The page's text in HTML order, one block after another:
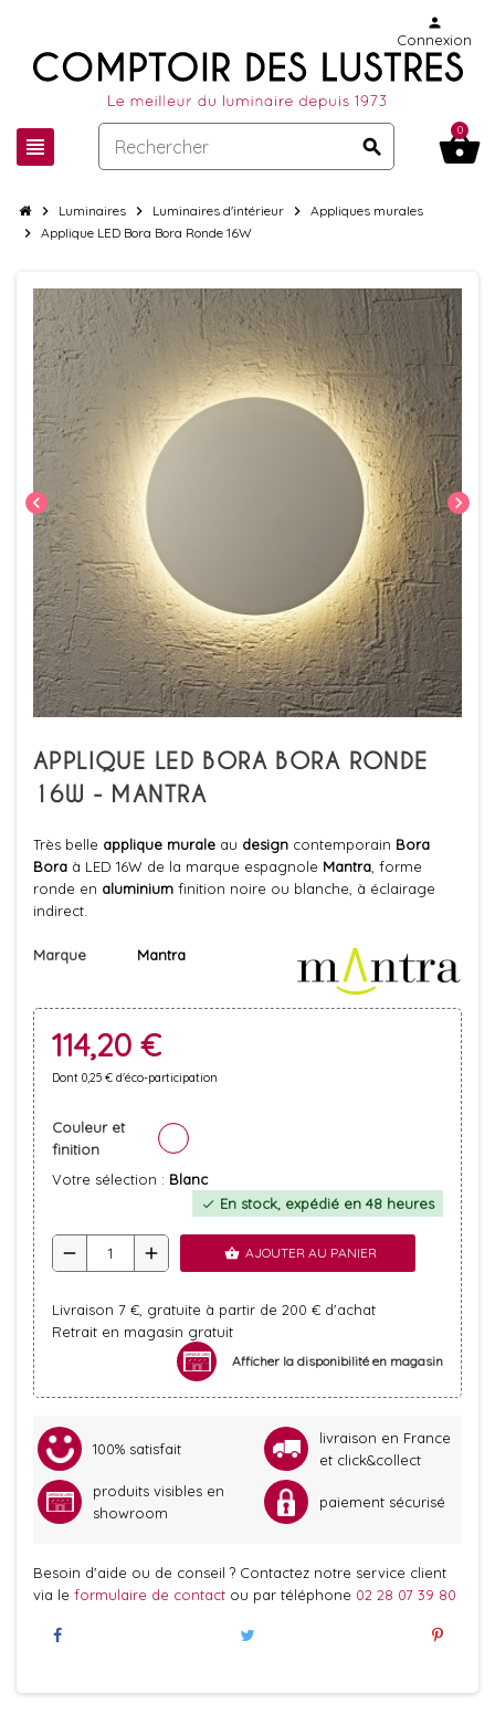
view_headline search
person
Connexion
shopping_basket
0
chevron_right Luminaires chevron_right Luminaires d'intérieur chevron_right Appliques murales
chevron_right Applique LED Bora Bora Ronde 16W
chevron_left chevron_right
APPLIQUE LED BORA BORA RONDE
16W - MANTRA
Très belle applique murale au design contemporain Bora
Bora à LED 16W de la marque espagnole Mantra , forme
ronde en aluminium finition noire ou blanche, à éclairage
indirect.
Marque Mantra
114,20 €
Dont 0,25 € d'éco-participation
Couleur et
finition
Votre sélection : Blanc
check En stock, expédié en 48 heures
remove add shopping_basket AJOUTER AU PANIER
Livraison 7 €, gratuite à partir de 200 € d'achat
Retrait en magasin gratuit
Afficher la disponibilité en magasin
100% satisfait
livraison en France
et click&collect
produits visibles en
showroom
paiement sécurisé
Besoin d'aide ou de conseil ? Contactez notre service client
via le formulaire de contact ou par téléphone 02 28 07 39 80